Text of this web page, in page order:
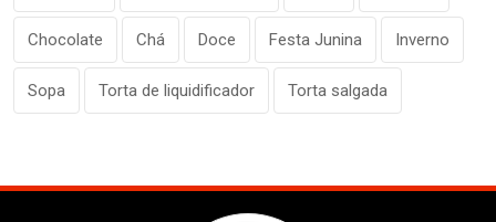
Chocolate Chá Doce Festa Junina Inverno
Sopa Torta de liquidificador Torta salgada